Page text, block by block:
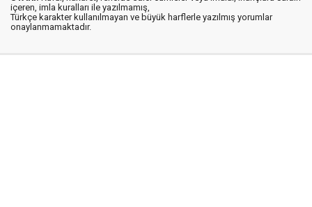
içeren, imla kuralları ile yazılmamış,
Türkçe karakter kullanılmayan ve büyük harflerle yazılmış yorumlar
onaylanmamaktadır.